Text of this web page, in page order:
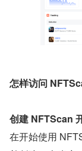
怎样访问
创建 NFTScan
在开始使用